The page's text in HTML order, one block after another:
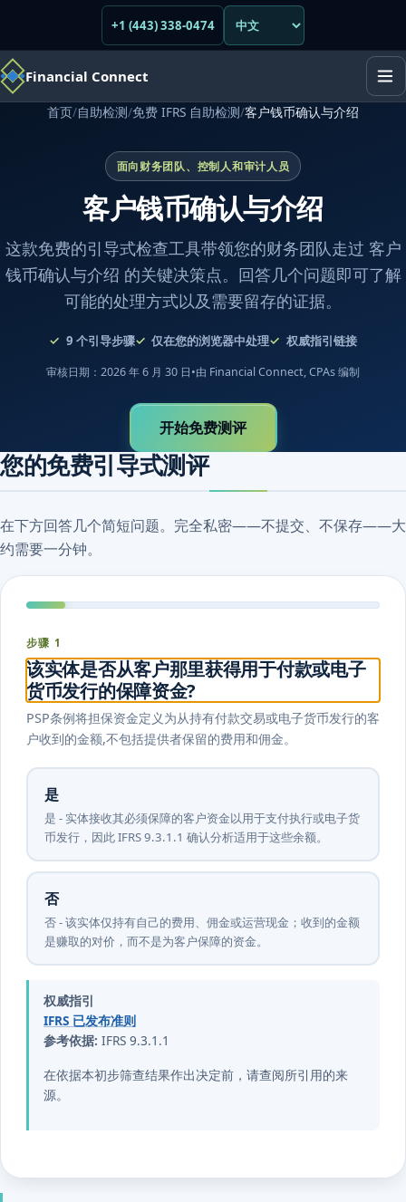
+1 (443) 338-0474
Financial Connect
首页/自助检测/免费 IFRS 自助检测/客户钱币确认与介绍
面向财务团队、控制人和审计人员
客户钱币确认与介绍
这款免费的引导式检查工具带领您的财务团队走过 客户
钱币确认与介绍 的关键决策点。回答几个问题即可了解
可能的处理方式以及需要留存的证据。
9 个引导步骤 仅在您的浏览器中处理 权威指引链接
审核日期：2026 年 6 月 30 日•由 Financial Connect, CPAs 编制
开始免费测评
您的免费引导式测评
在下方回答几个简短问题。完全私密——不提交、不保存——大
约需要一分钟。
步骤 1
该实体是否从客户那里获得用于付款或电子
货币发行的保障资金?
PSP条例将担保资金定义为从持有付款交易或电子货币发行的客
户收到的金额,不包括提供者保留的费用和佣金。
是
是 - 实体接收其必须保障的客户资金以用于支付执行或电子货
币发行，因此 IFRS 9.3.1.1 确认分析适用于这些余额。
否
否 - 该实体仅持有自己的费用、佣金或运营现金；收到的金额
是赚取的对价，而不是为客户保障的资金。
权威指引
IFRS 已发布准则
参考依据: IFRS 9.3.1.1
在依据本初步筛查结果作出决定前，请查阅所引用的来
源。